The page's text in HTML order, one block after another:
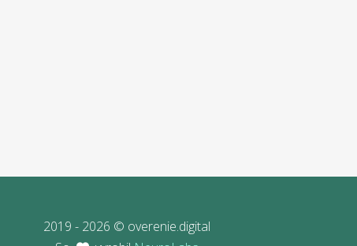
2019 - 2026 © overenie.digital